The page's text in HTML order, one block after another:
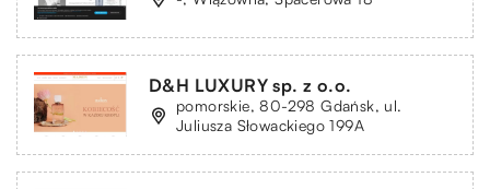
D&H LUXURY sp. z o.o.
pomorskie, 80-298 Gdańsk, ul.
Juliusza Słowackiego 199A